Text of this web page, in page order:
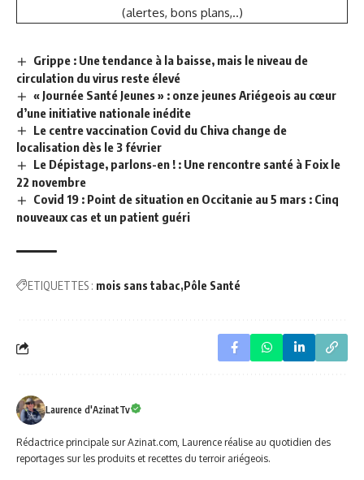
(alertes, bons plans,..)
Grippe : Une tendance à la baisse, mais le niveau de
circulation du virus reste élevé
« Journée Santé Jeunes » : onze jeunes Ariégeois au cœur
d’une initiative nationale inédite
Le centre vaccination Covid du Chiva change de
localisation dès le 3 février
Le Dépistage, parlons-en ! : Une rencontre santé à Foix le
22 novembre
Covid 19 : Point de situation en Occitanie au 5 mars : Cinq
nouveaux cas et un patient guéri
ETIQUETTES : mois sans tabac Pôle Santé
Laurence d'AzinatTv
Rédactrice principale sur Azinat.com, Laurence réalise au quotidien des
reportages sur les produits et recettes du terroir ariégeois.